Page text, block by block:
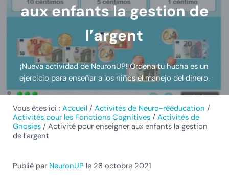
aux enfants la gestion de
l’argent
¡Nueva actividad de NeuronUP! Ordena tu hucha es un
ejercicio para enseñar a los niños el manejo del dinero.
Vous êtes ici : Accueil / Activités de Neuro-rééducation /
Activités pour les Fonctions Cognitives / Activités de
Gnosies / Activité pour enseigner aux enfants la gestion
de l’argent
Publié par NeuronUP le 28 octobre 2021